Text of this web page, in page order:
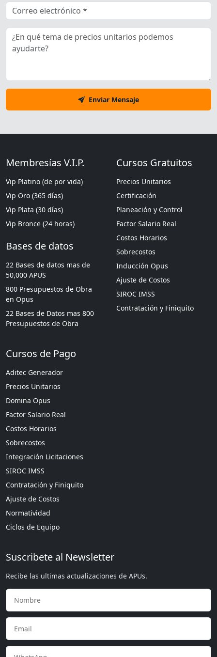
Enviar Mensaje
Membresías V.I.P.
Vip Platino (de por vida)
Vip Oro (365 días)
Vip Plata (30 días)
Vip Bronce (24 horas)
Bases de datos
22 Bases de datos mas de
50,000 APUS
800 Presupuestos de Obra
en Opus
22 Bases de Datos mas 800
Presupuestos de Obra
Cursos Gratuitos
Precios Unitarios
Certificación
Planeación y Control
Factor Salario Real
Costos Horarios
Sobrecostos
Inducción Opus
Ajuste de Costos
SIROC IMSS
Contratación y Finiquito
Cursos de Pago
Aditec Generador
Precios Unitarios
Domina Opus
Factor Salario Real
Costos Horarios
Sobrecostos
Integración Licitaciones
SIROC IMSS
Contratación y Finiquito
Ajuste de Costos
Normatividad
Ciclos de Equipo
Suscribete al Newsletter
Recibe las ultimas actualizaciones de APUs.